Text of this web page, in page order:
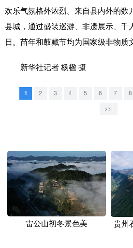
广东 广西
四川 贵州
陕西 甘肃
新疆
Русский язык 日
Deutsch Português
欢乐气氛格外浓烈。来自县内外的数
县城，通过盛装巡游、非遗展示、千
日。苗年和鼓藏节均为国家级非物质
新华社记者 杨楹 摄
1 2 3 4 5 6 7 8
>>|
雷公山初冬景色美
贵州